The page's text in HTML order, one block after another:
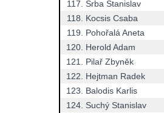
117. Srba Stanislav
118.
Kocsis Csaba
119.
Pohořalá Aneta
120. Herold Adam
121.
Pilař Zbyněk
122.
Hejtman Radek
123.
Balodis Karlis
124. Suchý Stanislav